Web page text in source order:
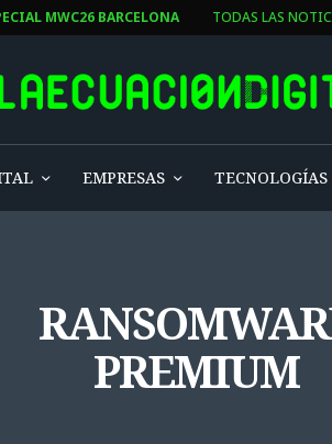
MWC26 BARCELONA TODAS LAS
EMPRESAS TECNOLOGÍAS
PREMIUM